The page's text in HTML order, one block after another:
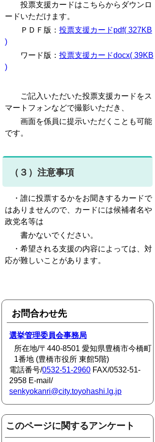
投票支援カードはこちらからダウンロ
ードいただけます。
ＰＤＦ版： 投票支援カードpdf( 327KB
)
ワード版： 投票支援カードdocx( 39KB
)
ご記入いただいた投票支援カードをス
マートフォンなどで撮影いただき、
画面を係員に提示いただくことも可能
です。
（３）注意事項
・誰に投票するかをお聞きするカードで
はありませんので、カードには候補者名や
政党名等は
書かないでください。
・希望される支援の内容によっては、対
応が難しいことがあります。
お問合わせ先
選挙管理委員会事務局
所在地/〒440-8501 愛知県豊橋市今橋町
1番地 (豊橋市役所 東館5階)
電話番号/0532-51-2960 FAX/0532-51-
2958 E-mail/
senkyokanri@city.toyohashi.lg.jp
このページに関するアンケート